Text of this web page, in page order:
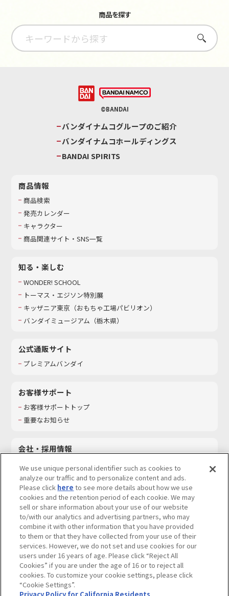
商品を探す
さがす
©BANDAI
バンダイナムコグループのご紹介
バンダイナムコホールディングス
BANDAI SPIRITS
商品情報
商品検索
発売カレンダー
キャラクター
商品関連サイト・SNS一覧
知る・楽しむ
WONDER! SCHOOL
トーマス・エジソン特別展
キッザニア東京（おもちゃ工場パビリオン）​
バンダイミュージアム（栃木県）
公式通販サイト
プレミアムバンダイ
お客様サポート
お客様サポートトップ
重要なお知らせ
会社・採用情報
採用情報
サステナビリティ
お問い合わせ
ウェブサイトご利用条件 ソーシャルメディアポリシー
個人情報及び特定個人情報等の取り扱いに関する保護方針
Do Not Sell or Share My Personal Information著作権・商標について
カスタマーハラスメントに対する基本的な対応方針
We use unique personal identifier such as cookies to
analyze our traffic and to personalize content and ads.
Please click here to see more details about how we use
cookies and the retention period of each cookie. We may
sell or share information about your use of our website
to/with our analytics and advertising partners, who may
combine it with other information that you have provided
to them or that they have collected from your use of their
services. However, we do not set and use cookies for our
users under 16 years of age. Please click “Reject All
Cookies” if you are under the age of 16 or to reject all
cookies. To customize your cookie settings, please click
“Cookie Settings”.